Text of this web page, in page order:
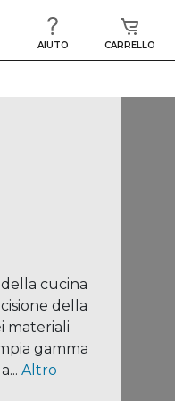
cucina
della
materiali
gamma
Altro